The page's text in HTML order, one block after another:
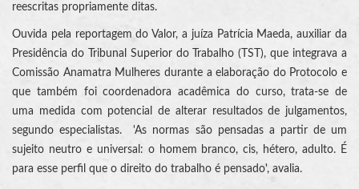
reescritas propriamente ditas.
Ouvida pela reportagem do Valor, a juíza Patrícia Maeda, auxiliar da
Presidência do Tribunal Superior do Trabalho (TST), que integrava a
Comissão Anamatra Mulheres durante a elaboração do Protocolo e
que também foi coordenadora acadêmica do curso, trata-se de
uma medida com potencial de alterar resultados de julgamentos,
segundo especialistas. 'As normas são pensadas a partir de um
sujeito neutro e universal: o homem branco, cis, hétero, adulto. É
para esse perfil que o direito do trabalho é pensado', avalia.